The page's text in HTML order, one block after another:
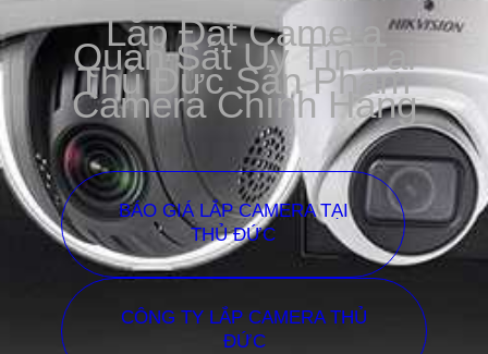
Lắp Đặt Camera
Quan Sát Uy Tín Tại
Thủ Đức Sản Phẩm
Camera Chính Hãng
BÁO GIÁ LẮP CAMERA TẠI
THỦ ĐỨC
CÔNG TY LẮP CAMERA THỦ
ĐỨC